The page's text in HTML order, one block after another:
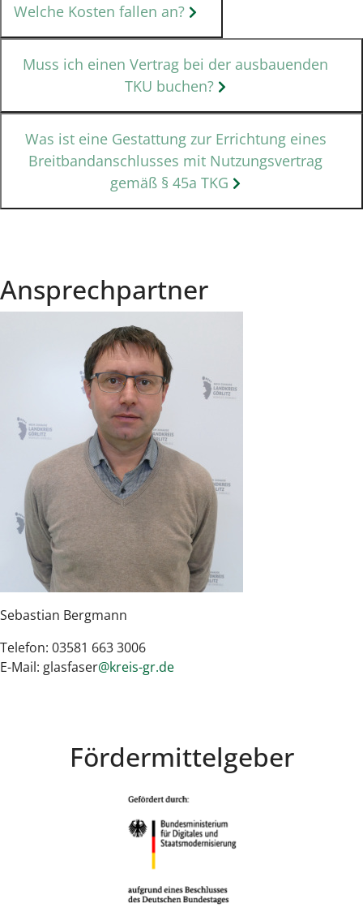
Welche Kosten fallen an?
Muss ich einen Vertrag bei der ausbauenden
TKU buchen?
Was ist eine Gestattung zur Errichtung eines
Breitbandanschlusses mit Nutzungsvertrag
gemäß § 45a TKG
Ansprechpartner
Sebastian Bergmann
Telefon: 03581 663 3006
E-Mail: glasfaser@kreis-gr.de
Fördermittelgeber